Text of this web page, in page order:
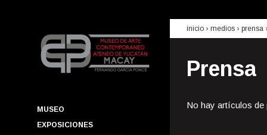
MUSEO
EXPOSICIONES
inicio › medios › prensa
Prensa
No hay artículos de